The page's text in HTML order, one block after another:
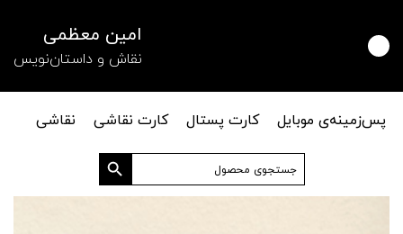
امین معظمی
نقاش و داستان‌نویس
پس‌زمینه‌ی موبایل کارت پستال کارت نقاشی
نقاشی
جستجو
برای:
دکمه جستجو